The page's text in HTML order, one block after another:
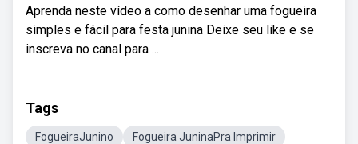
Aprenda neste vídeo a como desenhar uma fogueira
simples e fácil para festa junina Deixe seu like e se
inscreva no canal para ...
Tags
FogueiraJunino
Fogueira JuninaPra Imprimir